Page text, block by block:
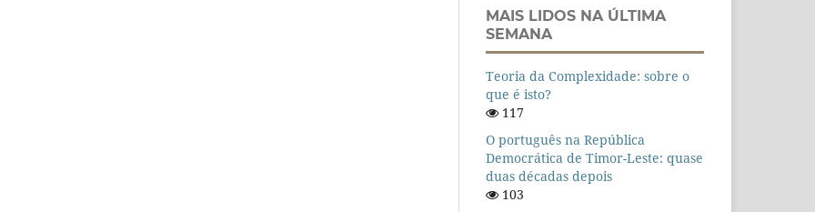
MAIS LIDOS NA ÚLTIMA
SEMANA
Teoria da Complexidade: sobre o
que é isto?
117
O português na República
Democrática de Timor-Leste: quase
duas décadas depois
103